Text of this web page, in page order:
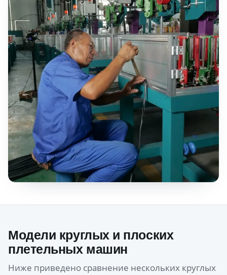
Модели круглых и плоских
плетельных машин
Ниже приведено сравнение нескольких круглых